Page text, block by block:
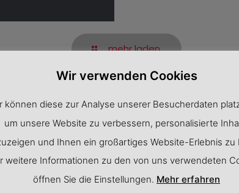
mehr laden
Wir verwenden Cookies
können diese zur Analyse unserer Besucherdaten
um unsere Website zu verbessern, personalisierte
und Ihnen ein großartiges Website-Erlebnis zu
weitere Informationen zu den von uns verwendeten
öffnen Sie die Einstellungen. Mehr erfahren